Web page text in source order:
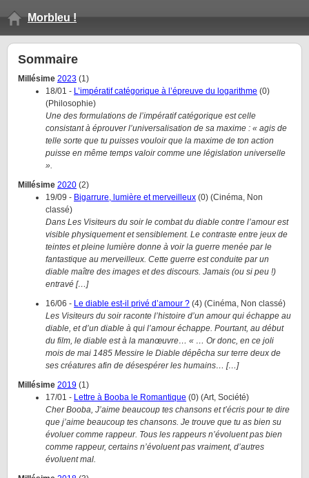
Morbleu !
Sommaire
Millésime 2023 (1)
18/01 - L’impératif catégorique à l’épreuve du logarithme (0)
(Philosophie)
Une des formulations de l’impératif catégorique est celle
consistant à éprouver l’universalisation de sa maxime : « agis de
telle sorte que tu puisses vouloir que la maxime de ton action
puisse en même temps valoir comme une législation universelle
».
Millésime 2020 (2)
19/09 - Bigarrure, lumière et merveilleux (0) (Cinéma, Non
classé)
Dans Les Visiteurs du soir le combat du diable contre l’amour est
visible physiquement et sensiblement. Le contraste entre jeux de
teintes et pleine lumière donne à voir la guerre menée par le
fantastique au merveilleux. Cette guerre est conduite par un
diable maître des images et des discours. Jamais (ou si peu !)
entravé […]
16/06 - Le diable est-il privé d’amour ? (4) (Cinéma, Non classé)
Les Visiteurs du soir raconte l’histoire d’un amour qui échappe au
diable, et d’un diable à qui l’amour échappe. Pourtant, au début
du film, le diable est à la manœuvre… « … Or donc, en ce joli
mois de mai 1485 Messire le Diable dépêcha sur terre deux de
ses créatures afin de désespérer les humains… […]
Millésime 2019 (1)
17/01 - Lettre à Booba le Romantique (0) (Art, Société)
Cher Booba, J’aime beaucoup tes chansons et t’écris pour te dire
que j’aime beaucoup tes chansons. Je trouve que tu as bien su
évoluer comme rappeur. Tous les rappeurs n’évoluent pas bien
comme rappeur, certains n’évoluent pas vraiment, d’autres
évoluent mal.